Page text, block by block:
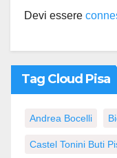
Devi essere
Tag Cloud Pisa
Andrea Bocelli
Castel Tonini Buti